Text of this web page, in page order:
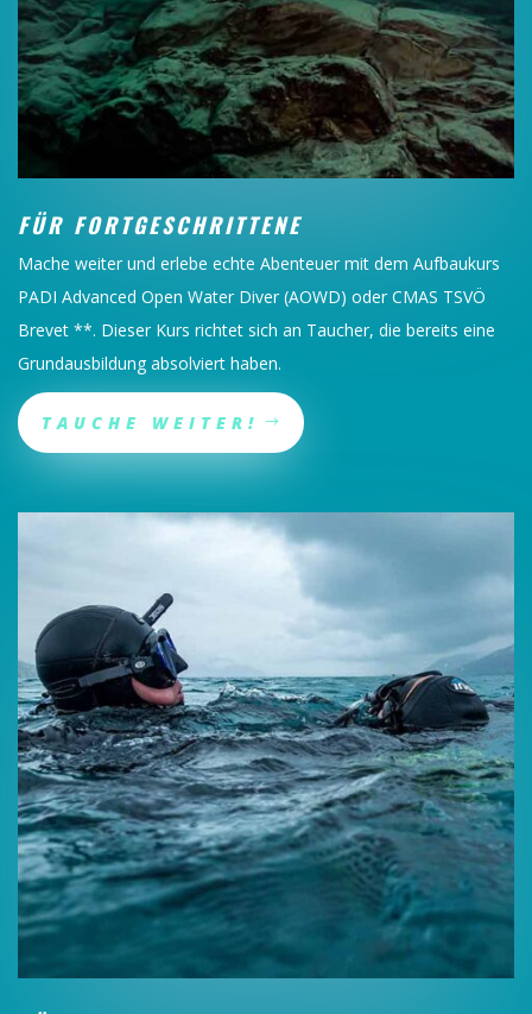
FÜR FORTGESCHRITTENE
Mache weiter und erlebe echte Abenteuer mit dem Aufbaukurs
PADI Advanced Open Water Diver (AOWD) oder CMAS TSVÖ
Brevet **. Dieser Kurs richtet sich an Taucher, die bereits eine
Grundausbildung absolviert haben.
TAUCHE WEITER!